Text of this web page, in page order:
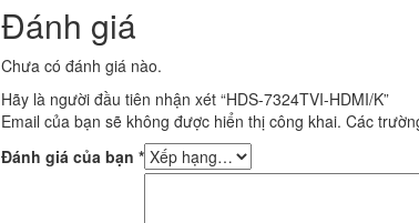
Đánh giá
Chưa có đánh giá nào.
Hãy là người đầu tiên nhận xét “HDS-7324TVI-HDMI/K”
Email của bạn sẽ không được hiển thị công khai. Các
Đánh giá của bạn *